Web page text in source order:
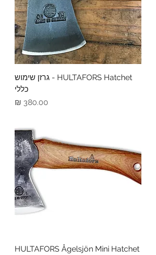
HULTAFORS Hatchet - גרזן שימוש
כללי
מחיר
HULTAFORS Ågelsjön Mini Hatchet